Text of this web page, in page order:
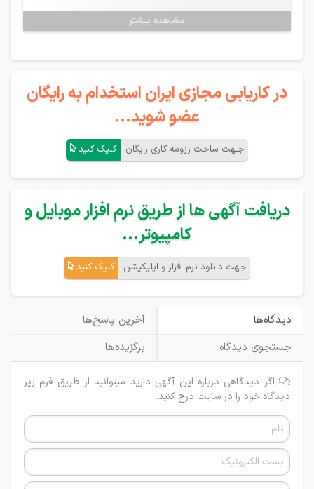
مشاهده بیشتر
در کاریابی مجازی ایران استخدام به رایگان
عضو شوید...
جـهت ساخت رزومه کاری رایگان کلیک کنید
دریافت آگهی ها از طریق نرم افزار موبایل و
کامپیوتر...
جهت دانلود نرم افزار و اپلیکیشن کلیک کنید
دیدگاه‌ها
آخرین پاسخ‌ها
جستجوی دیدگاه
برگزیده‌ها
اگر دیدگاهی درباره این آگهی دارید میتوانید از طریق فرم زیر
دیدگاه خود را در سایت درج کنید.